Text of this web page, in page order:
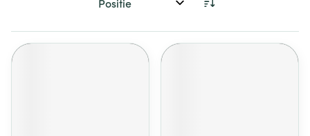
Sorteer op: